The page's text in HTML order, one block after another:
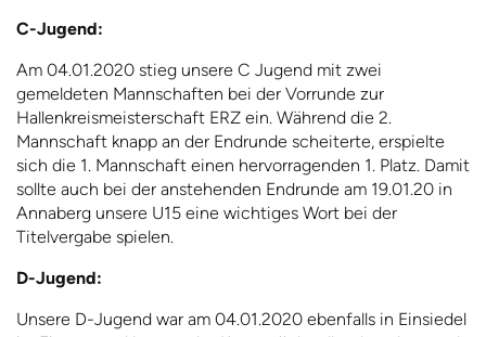
C-Jugend:
Am 04.01.2020 stieg unsere C Jugend mit zwei
gemeldeten Mannschaften bei der Vorrunde zur
Hallenkreismeisterschaft ERZ ein. Während die 2.
Mannschaft knapp an der Endrunde scheiterte, erspielte
sich die 1. Mannschaft einen hervorragenden 1. Platz. Damit
sollte auch bei der anstehenden Endrunde am 19.01.20 in
Annaberg unsere U15 eine wichtiges Wort bei der
Titelvergabe spielen.
D-Jugend:
Unsere D-Jugend war am 04.01.2020 ebenfalls in Einsiedel